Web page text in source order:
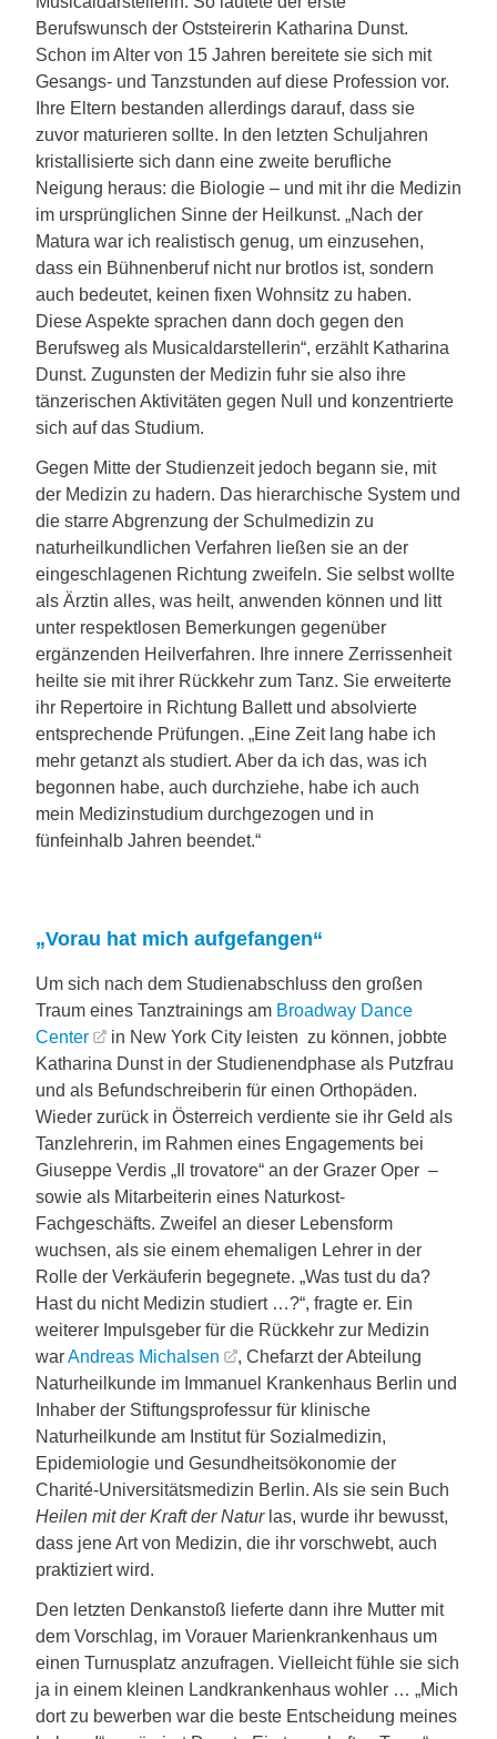
Berufswunsch der Oststeirerin Katharina Dunst.
Schon im Alter von 15 Jahren bereitete sie sich mit
Gesangs- und Tanzstunden auf diese Profession vor.
Ihre Eltern bestanden allerdings darauf, dass sie
zuvor maturieren sollte. In den letzten Schuljahren
kristallisierte sich dann eine zweite berufliche
Neigung heraus: die Biologie – und mit ihr die Medizin
im ursprünglichen Sinne der Heilkunst. „Nach der
Matura war ich realistisch genug, um einzusehen,
dass ein Bühnenberuf nicht nur brotlos ist, sondern
auch bedeutet, keinen fixen Wohnsitz zu haben.
Diese Aspekte sprachen dann doch gegen den
Berufsweg als Musicaldarstellerin“, erzählt Katharina
Dunst. Zugunsten der Medizin fuhr sie also ihre
tänzerischen Aktivitäten gegen Null und konzentrierte
sich auf das Studium.
Gegen Mitte der Studienzeit jedoch begann sie, mit
der Medizin zu hadern. Das hierarchische System und
die starre Abgrenzung der Schulmedizin zu
naturheilkundlichen Verfahren ließen sie an der
eingeschlagenen Richtung zweifeln. Sie selbst wollte
als Ärztin alles, was heilt, anwenden können und litt
unter respektlosen Bemerkungen gegenüber
ergänzenden Heilverfahren. Ihre innere Zerrissenheit
heilte sie mit ihrer Rückkehr zum Tanz. Sie erweiterte
ihr Repertoire in Richtung Ballett und absolvierte
entsprechende Prüfungen. „Eine Zeit lang habe ich
mehr getanzt als studiert. Aber da ich das, was ich
begonnen habe, auch durchziehe, habe ich auch
mein Medizinstudium durchgezogen und in
fünfeinhalb Jahren beendet.“
„Vorau hat mich aufgefangen“
Um sich nach dem Studienabschluss den großen
Traum eines Tanztrainings am Broadway Dance
Center
in New York City leisten zu können, jobbte
Katharina Dunst in der Studienendphase als Putzfrau
und als Befundschreiberin für einen Orthopäden.
Wieder zurück in Österreich verdiente sie ihr Geld als
Tanzlehrerin, im Rahmen eines Engagements bei
Giuseppe Verdis „Il trovatore“ an der Grazer Oper –
sowie als Mitarbeiterin eines Naturkost-
Fachgeschäfts. Zweifel an dieser Lebensform
wuchsen, als sie einem ehemaligen Lehrer in der
Rolle der Verkäuferin begegnete. „Was tust du da?
Hast du nicht Medizin studiert …?“, fragte er. Ein
weiterer Impulsgeber für die Rückkehr zur Medizin
warAndreas Michalsen
, Chefarzt der Abteilung
Naturheilkunde im Immanuel Krankenhaus Berlin und
Inhaber der Stiftungsprofessur für klinische
Naturheilkunde am Institut für Sozialmedizin,
Epidemiologie und Gesundheitsökonomie der
Charité-Universitätsmedizin Berlin. Als sie sein Buch
Heilen mit der Kraft der Naturlas, wurde ihr bewusst,
dass jene Art von Medizin, die ihr vorschwebt, auch
praktiziert wird.
Den letzten Denkanstoß lieferte dann ihre Mutter mit
dem Vorschlag, im Vorauer Marienkrankenhaus um
einen Turnusplatz anzufragen. Vielleicht fühle sie sich
ja in einem kleinen Landkrankenhaus wohler … „Mich
dort zu bewerben war die beste Entscheidung meines